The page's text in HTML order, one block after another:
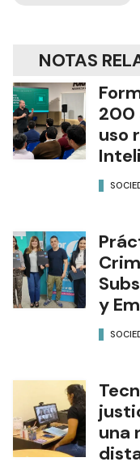
NOTAS
200
uso
y
una